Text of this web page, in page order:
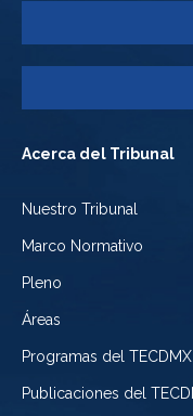
Acerca del Tribunal
Nuestro Tribunal
Marco Normativo
Pleno
Áreas
Programas del TECDMX
Publicaciones del